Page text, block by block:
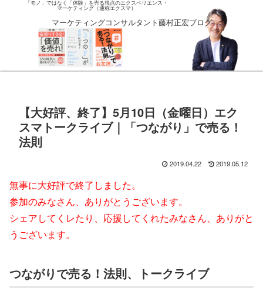
「モノ」ではなく「体験」を売る視点のエクスペリエンス・
マーケティング（通称エクスマ）
マーケティングコンサルタント藤村正宏ブログ
【大好評、終了】5月10日（金曜日）エク
スマトークライブ｜「つながり」で売る！
法則
2019.04.22 2019.05.12
無事に大好評で終了しました。
参加のみなさん、ありがとうございます。
シェアしてくレたり、応援してくれたみなさん、ありがと
うございます。
つながりで売る！法則、トークライブ